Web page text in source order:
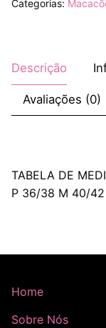
Categorias:
Descrição
Avaliações (0)
TABELA DE
P 36/38 M 40/
Home
Sobre Nós